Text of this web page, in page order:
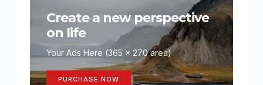
Create a new perspective
on life
Your Ads Here (365 x 270 area)
PURCHASE NOW